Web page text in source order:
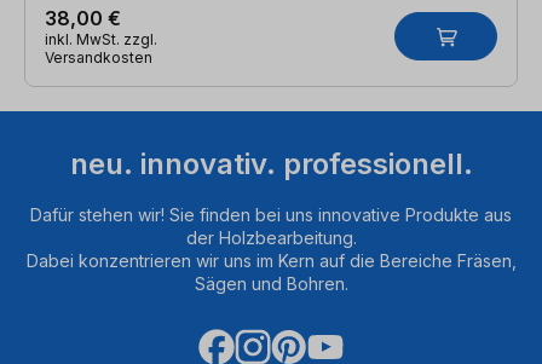
38,00 €
inkl. MwSt. zzgl.
Versandkosten
neu. innovativ. professionell.
Dafür stehen wir! Sie finden bei uns innovative Produkte aus
der Holzbearbeitung.
Dabei konzentrieren wir uns im Kern auf die Bereiche Fräsen,
Sägen und Bohren.